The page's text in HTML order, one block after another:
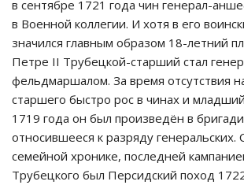
в сентябре 1721 года чин генерал-
в Военной коллегии. И хотя в его
значился главным образом 18-летний
Петре II Трубецкой-старший стал
фельдмаршалом. За время отсутствия
старшего быстро рос в чинах и
1719 года он был произведён в
относившееся к разряду генеральских.
семейной хронике, последней
Трубецкого был Персидский поход